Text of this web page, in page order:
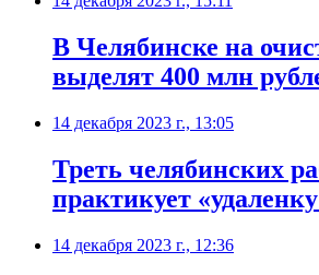
В Челябинске на
выделят 400 млн
14 декабря 2023 г., 13:05
Треть челябинских
практикует
14 декабря 2023 г., 12:36